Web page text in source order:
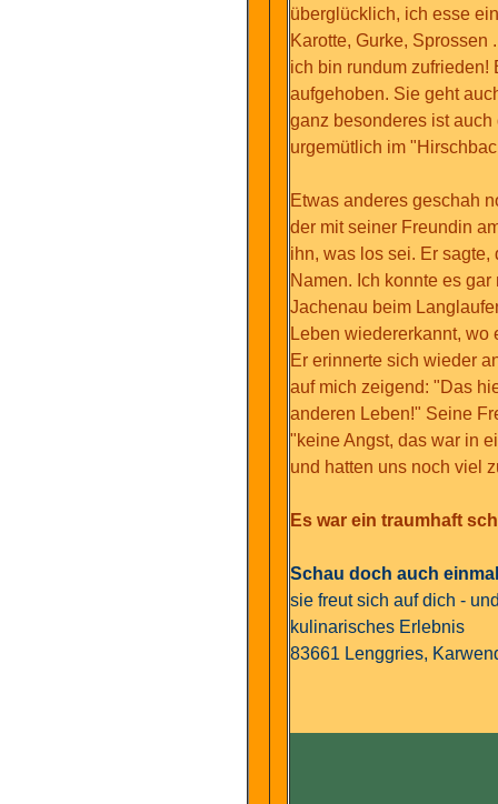
überglücklich, ich esse
Karotte, Gurke, Sprossen
ich bin rundum zufrieden!
aufgehoben. Sie geht
ganz besonderes ist
urgemütlich im
Etwas anderes geschah
der mit seiner Freundin
ihn, was los sei. Er
Namen. Ich konnte es
Jachenau beim
Leben wiedererkannt,
Er erinnerte sich wieder
auf mich zeigend: "Das
anderen Leben!" Seine
"keine Angst, das war in
und hatten uns noch viel
Es war ein traumhaft
Schau doch auch
sie freut sich auf dich -
kulinarisches Erlebnis
83661 Lenggries,